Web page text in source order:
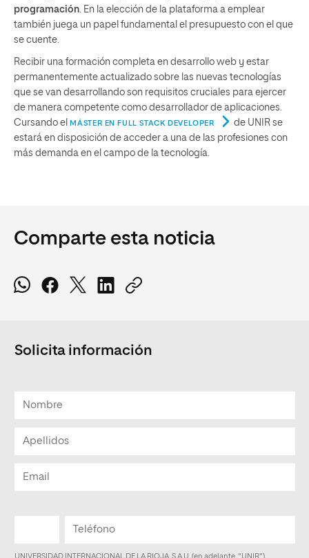
programación . En la elección de la plataforma a emplear
también juega un papel fundamental el presupuesto con el que
se cuente.
Recibir una formación completa en desarrollo web y estar
permanentemente actualizado sobre las nuevas tecnologías
que se van desarrollando son requisitos cruciales para ejercer
de manera competente como desarrollador de aplicaciones.
Cursando el
MÁSTER EN FULL STACK DEVELOPER
de UNIR se
estará en disposición de acceder a una de las profesiones con
más demanda en el campo de la tecnología.
Comparte esta noticia
Solicita información